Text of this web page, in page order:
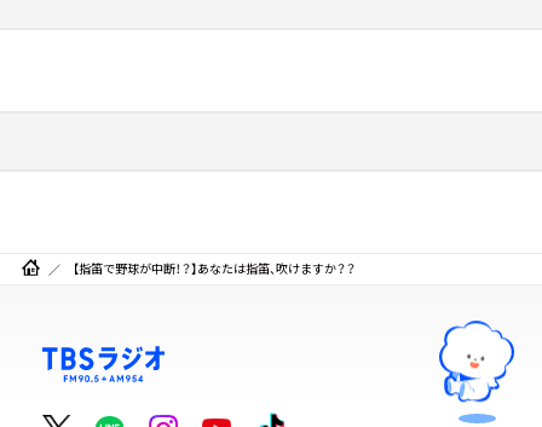
【指笛で野球が中断！？】あなたは指笛、吹けますか？？